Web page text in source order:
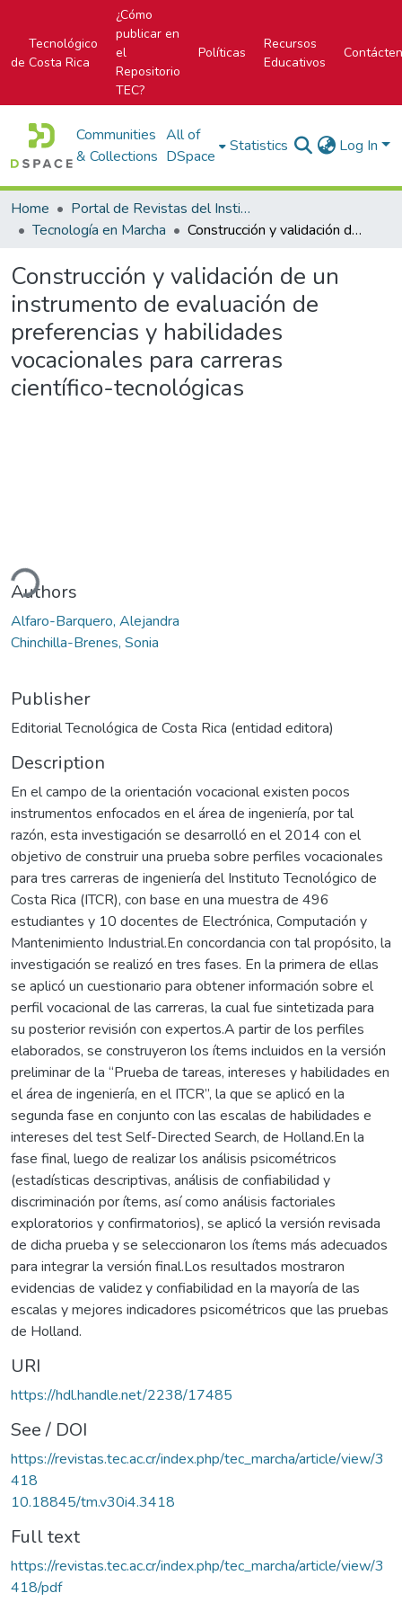
Tecnológico
de Costa Rica
¿Cómo
publicar en
el
Repositorio
TEC?
Políticas
Recursos
Educativos
Communities
& Collections
All of
DSpace
Statistics Log In
Home
Portal de Revistas del Instituto Tecnológico de Costa Rica
Tecnología en Marcha
Construcción y validación de un instrumento de evaluación de preferencias y habilidades vocacionales para carreras científico-tecnológicas
Construcción y validación de un
instrumento de evaluación de
preferencias y habilidades
vocacionales para carreras
científico-tecnológicas
Authors
Alfaro-Barquero, Alejandra
Chinchilla-Brenes, Sonia
Publisher
Editorial Tecnológica de Costa Rica (entidad editora)
Description
En el campo de la orientación vocacional existen pocos
instrumentos enfocados en el área de ingeniería, por tal
razón, esta investigación se desarrolló en el 2014 con el
objetivo de construir una prueba sobre perfiles vocacionales
para tres carreras de ingeniería del Instituto Tecnológico de
Costa Rica (ITCR), con base en una muestra de 496
estudiantes y 10 docentes de Electrónica, Computación y
Mantenimiento Industrial.En concordancia con tal propósito, la
investigación se realizó en tres fases. En la primera de ellas
se aplicó un cuestionario para obtener información sobre el
perfil vocacional de las carreras, la cual fue sintetizada para
su posterior revisión con expertos.A partir de los perfiles
elaborados, se construyeron los ítems incluidos en la versión
preliminar de la “Prueba de tareas, intereses y habilidades en
el área de ingeniería, en el ITCR”, la que se aplicó en la
segunda fase en conjunto con las escalas de habilidades e
intereses del test Self-Directed Search, de Holland.En la
fase final, luego de realizar los análisis psicométricos
(estadísticas descriptivas, análisis de confiabilidad y
discriminación por ítems, así como análisis factoriales
exploratorios y confirmatorios), se aplicó la versión revisada
de dicha prueba y se seleccionaron los ítems más adecuados
para integrar la versión final.Los resultados mostraron
evidencias de validez y confiabilidad en la mayoría de las
escalas y mejores indicadores psicométricos que las pruebas
de Holland.
URI
https://hdl.handle.net/2238/17485
See / DOI
https://revistas.tec.ac.cr/index.php/tec_marcha/article/view/3
418
10.18845/tm.v30i4.3418
Full text
https://revistas.tec.ac.cr/index.php/tec_marcha/article/view/3
418/pdf